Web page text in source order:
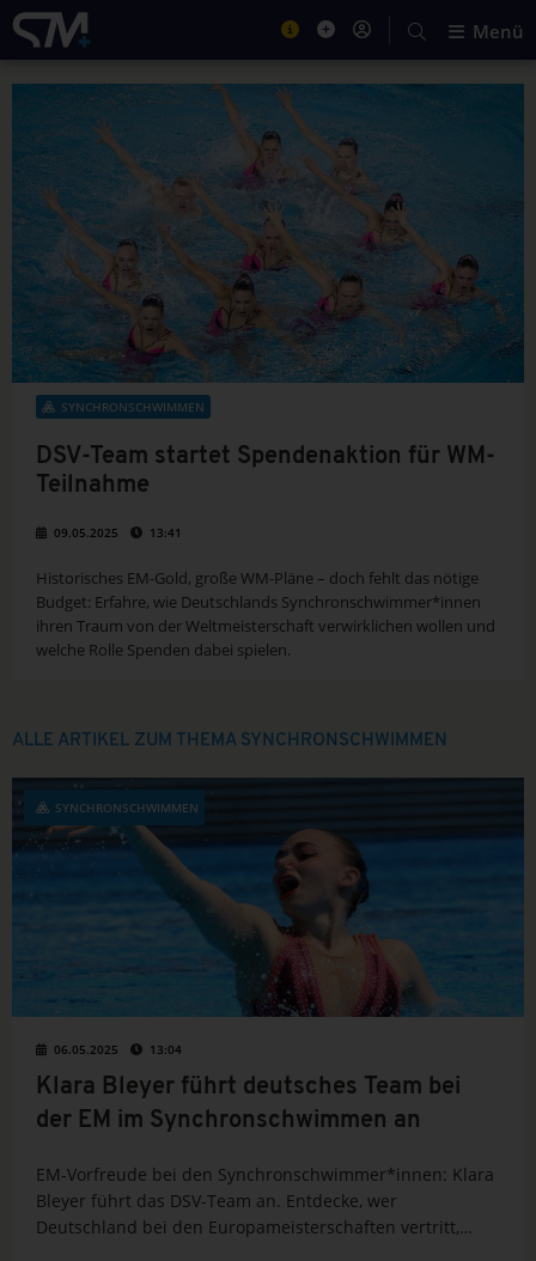
Menü
SYNCHRONSCHWIMMEN
DSV-Team startet Spendenaktion für WM-
Teilnahme
09.05.2025 13:41
Historisches EM-Gold, große WM-Pläne – doch fehlt das nötige
Budget: Erfahre, wie Deutschlands Synchronschwimmer*innen
ihren Traum von der Weltmeisterschaft verwirklichen wollen und
welche Rolle Spenden dabei spielen.
ALLE ARTIKEL ZUM THEMA SYNCHRONSCHWIMMEN
SYNCHRONSCHWIMMEN
06.05.2025 13:04
Klara Bleyer führt deutsches Team bei
der EM im Synchronschwimmen an
EM-Vorfreude bei den Synchronschwimmer*innen: Klara
Bleyer führt das DSV-Team an. Entdecke, wer
Deutschland bei den Europameisterschaften vertritt,